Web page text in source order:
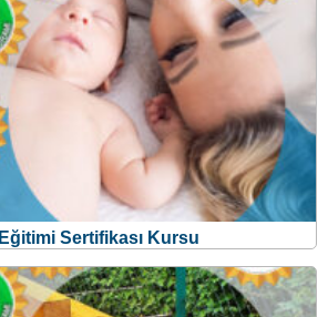
Sertifikası Kursu